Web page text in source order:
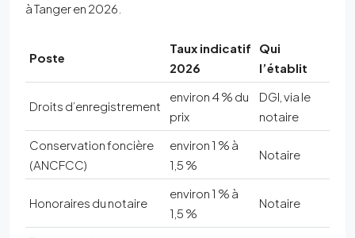
à Tanger en 2026.
Poste
Taux indicatif
2026
Qui
l’établit
Droits d’enregistrement
environ 4 % du
prix
DGI, via le
notaire
Conservation foncière
(ANCFCC)
environ 1 % à
1,5 %
Notaire
Honoraires du notaire
environ 1 % à
1,5 %
Notaire